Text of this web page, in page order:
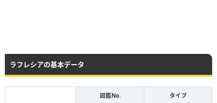
ラフレシアの基本データ
図鑑No. タイプ